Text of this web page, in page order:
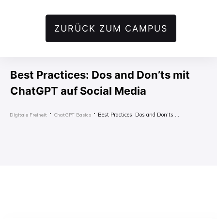
ZURÜCK ZUM CAMPUS
Best Practices: Dos and Don’ts mit
ChatGPT auf Social Media
Digitale Freiheit ChatGPT Basics Best Practices: Dos and Don’ts mit ChatGPT auf Social Media